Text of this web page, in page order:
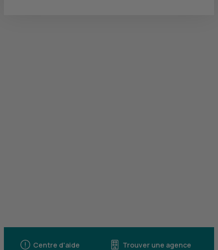
Centre d'aide Trouver une agence